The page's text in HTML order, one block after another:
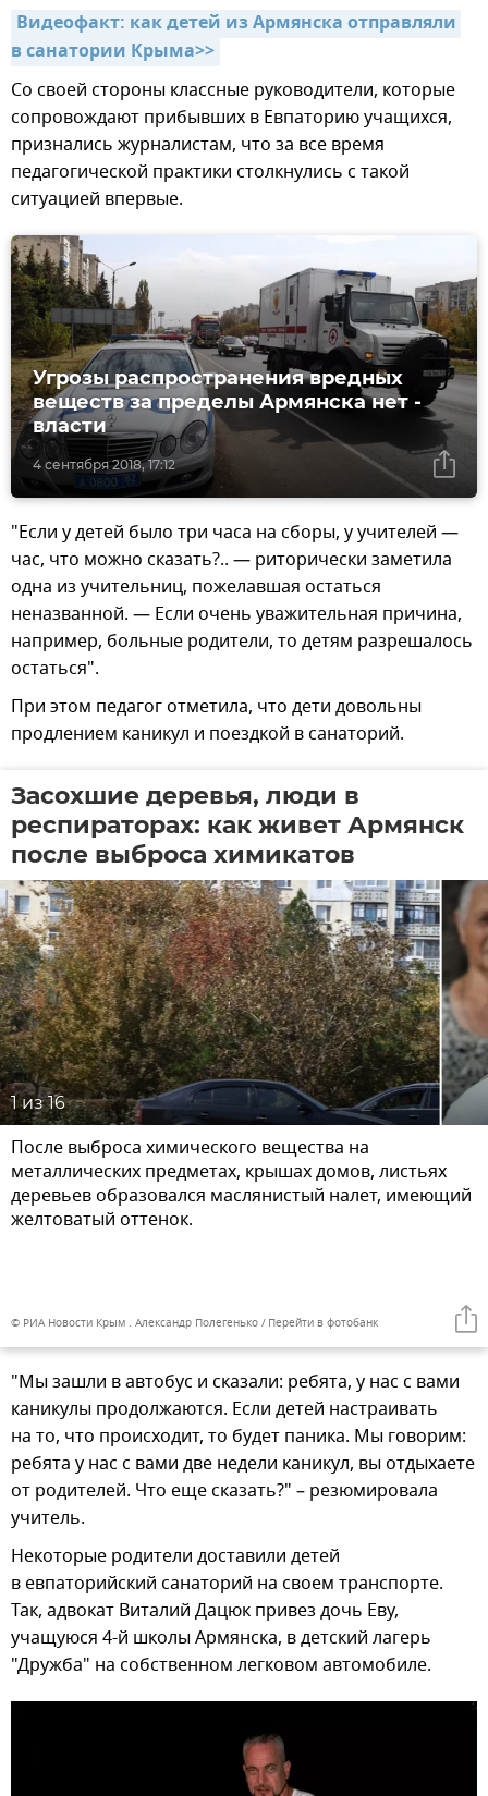
Видеофакт: как детей из Армянска отправляли
в санатории Крыма>>
Со своей стороны классные руководители, которые
сопровождают прибывших в Евпаторию учащихся,
признались журналистам, что за все время
педагогической практики столкнулись с такой
ситуацией впервые.
4 сентября 2018, 17:12
Угрозы распространения вредных
веществ за пределы Армянска нет -
власти
"Если у детей было три часа на сборы, у учителей —
час, что можно сказать?.. — риторически заметила
одна из учительниц, пожелавшая остаться
неназванной. — Если очень уважительная причина,
например, больные родители, то детям разрешалось
остаться".
При этом педагог отметила, что дети довольны
продлением каникул и поездкой в санаторий.
Засохшие деревья, люди в
респираторах: как живет Армянск
после выброса химикатов
1из 16
После выброса химического вещества на
металлических предметах, крышах домов, листьях
деревьев образовался маслянистый налет, имеющий
желтоватый оттенок.
© РИА Новости Крым . Александр Полегенько Перейти в фотобанк
"Мы зашли в автобус и сказали: ребята, у нас с вами
каникулы продолжаются. Если детей настраивать
на то, что происходит, то будет паника. Мы говорим:
ребята у нас с вами две недели каникул, вы отдыхаете
от родителей. Что еще сказать?" – резюмировала
учитель.
Некоторые родители доставили детей
в евпаторийский санаторий на своем транспорте.
Так, адвокат Виталий Дацюк привез дочь Еву,
учащуюся 4-й школы Армянска, в детский лагерь
"Дружба" на собственном легковом автомобиле.